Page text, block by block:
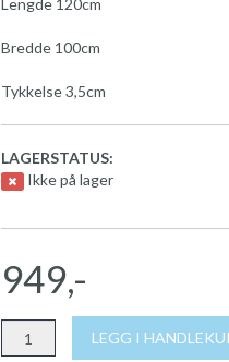
Lengde 120cm
Bredde 100cm
Tykkelse 3,5cm
LAGERSTATUS:
Ikke på lager
949,-
LEGG I